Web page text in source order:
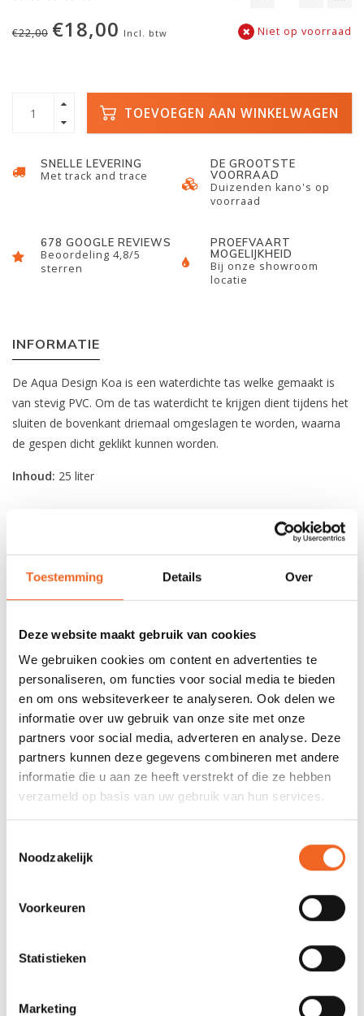
Toestemming Details Over
Deze website maakt gebruik van cookies
We gebruiken cookies om content en advertenties te
personaliseren, om functies voor social media te bieden
en om ons websiteverkeer te analyseren. Ook delen we
informatie over uw gebruik van onze site met onze
partners voor social media, adverteren en analyse. Deze
partners kunnen deze gegevens combineren met andere
informatie die u aan ze heeft verstrekt of die ze hebben
verzameld op basis van uw gebruik van hun services.
Noodzakelijk
Voorkeuren
Statistieken
Marketing
€22,00 €18,00 Incl. btw Niet op voorraad
TOEVOEGEN AAN WINKELWAGEN
SNELLE LEVERING
Met track and trace
DE GROOTSTE
VOORRAAD
Duizenden kano's op
voorraad
678 GOOGLE REVIEWS
Beoordeling 4,8/5
sterren
PROEFVAART
MOGELIJKHEID
Bij onze showroom
locatie
INFORMATIE
De Aqua Design Koa is een waterdichte tas welke gemaakt is
van stevig PVC. Om de tas waterdicht te krijgen dient tijdens het
sluiten de bovenkant driemaal omgeslagen te worden, waarna
de gespen dicht geklikt kunnen worden.
Inhoud: 25 liter
Nog niet gewaardeerd
0 sterren op basis van 0 beoordelingen
JE BEOORDELING TOEVOEGEN
GERELATEERDE PRODUCTEN
BACKPACK 50 LTR
AQUA DESIGN KOA SEMI-
BACKPACK 80 LTR